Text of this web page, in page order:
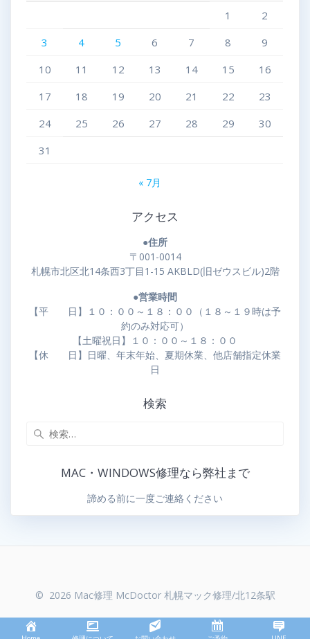
1
2
3
4 5 6 7 8
9
10
11 12 13 14 15
16
17
18 19 20 21 22
23
24
25 26 27 28 29
30
31
« 7月
アクセス
●住所
〒001-0014
札幌市北区北14条西3丁目1-15 AKBLD(旧ゼウスビル)2階
●営業時間
【平 日】１０：００～１８：００（１８～１９時は予
約のみ対応可）
【土曜祝日】１０：００～１８：００
【休 日】日曜、年末年始、夏期休業、他店舗指定休業
日
検索
MAC・WINDOWS修理なら弊社まで
諦める前に一度ご連絡ください
© 2026 Mac修理 McDoctor 札幌マック修理/北12条駅